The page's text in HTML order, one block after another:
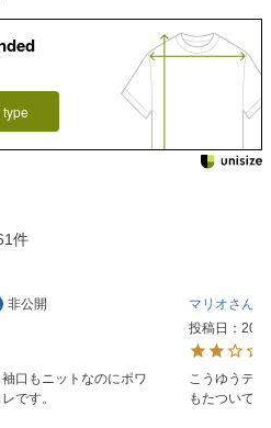
非公開
口もニットなのにポワ
です。
マリオ
投稿日
こうゆうデ
もたついて